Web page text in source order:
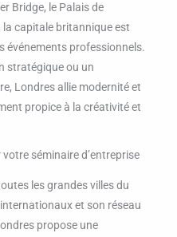
Bridge, le Palais de
la capitale britannique est
événements professionnels.
stratégique ou un
Londres allie modernité et
propice à la créativité et
séminaire d’entreprise
les grandes villes du
et son réseau
propose une